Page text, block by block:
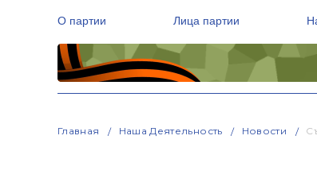
О партии Лица партии
Главная Наша Деятельность Новости